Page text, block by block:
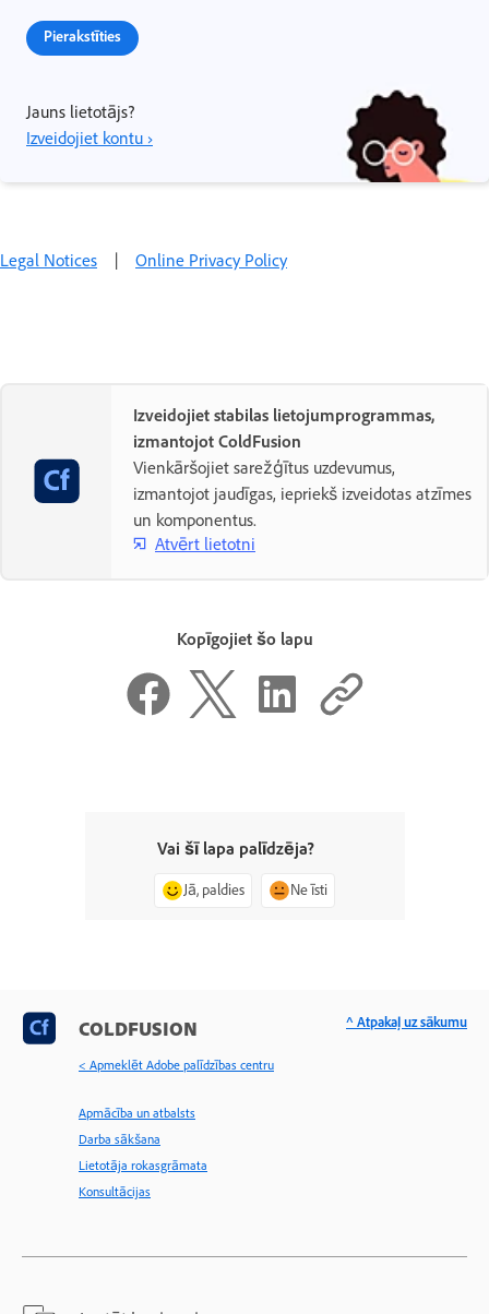
Pierakstīties
Jauns lietotājs?
Izveidojiet kontu ›
Legal Notices | Online Privacy Policy
Izveidojiet stabilas lietojumprogrammas,
izmantojot ColdFusion
Vienkāršojiet sarežģītus uzdevumus,
izmantojot jaudīgas, iepriekš izveidotas atzīmes
un komponentus.
Atvērt lietotni
Kopīgojiet šo lapu
Vai šī lapa palīdzēja?
Jā, paldies Ne īsti
COLDFUSION
< Apmeklēt Adobe palīdzības centru
Apmācība un atbalsts
Darba sākšana
Lietotāja rokasgrāmata
Konsultācijas
^ Atpakaļ uz sākumu